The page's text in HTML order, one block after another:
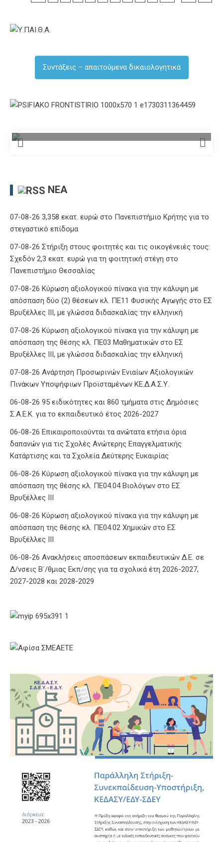
Συντάξεις – απαιτούμενα δικαιολογητικά
ΝΈΑ
07-08-26 3,358 εκατ. ευρώ στο Πανεπιστήμιο Κρήτης για το
στεγαστικό επίδομα
07-08-26 Στήριξη στους φοιτητές και τις οικογένειές τους:
Σχεδόν 2,3 εκατ. ευρώ για τη φοιτητική στέγη στο
Πανεπιστήμιο Θεσσαλίας
07-08-26 Κύρωση αξιολογικού πίνακα για την κάλυψη με
απόσπαση δύο (2) θέσεων κλ. ΠΕ11 Φυσικής Αγωγής στο ΕΣ
Βρυξέλλες ΙΙΙ, με γλώσσα διδασκαλίας την ελληνική
07-08-26 Κύρωση αξιολογικού πίνακα για την κάλυψη με
απόσπαση της θέσης κλ. ΠΕ03 Μαθηματικών στο ΕΣ
Βρυξέλλες ΙΙΙ, με γλώσσα διδασκαλίας την ελληνική
07-08-26 Ανάρτηση Προσωρινών Ενιαίων Αξιολογικών
Πινάκων Υποψήφιων Προϊσταμένων ΚΕ.Δ.Α.Σ.Υ.
06-08-26 95 ειδικότητες και 860 τμήματα στις Δημόσιες
Σ.Α.Ε.Κ. για το εκπαιδευτικό έτος 2026-2027
06-08-26 Επικαιροποιούνται τα ανώτατα ετήσια όρια
δαπανών για τις Σχολές Ανώτερης Επαγγελματικής
Κατάρτισης και τα Σχολεία Δεύτερης Ευκαιρίας
06-08-26 Κύρωση αξιολογικού πίνακα για την κάλυψη με
απόσπαση της θέσης κλ. ΠΕ04.04 Βιολόγων στο ΕΣ
Βρυξέλλες ΙΙΙ
06-08-26 Κύρωση αξιολογικού πίνακα για την κάλυψη με
απόσπαση της θέσης κλ. ΠΕ04.02 Χημικών στο ΕΣ
Βρυξέλλες ΙΙΙ
06-08-26 Ανακλήσεις αποσπάσεων εκπαιδευτικών Δ.Ε. σε
Δ/νσεις Β΄/θμιας Εκπ/σης για τα σχολικά έτη 2026-2027,
2027-2028 και 2028-2029